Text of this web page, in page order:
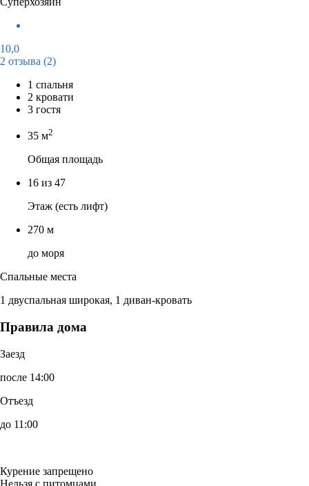
10,0
2 отзыва (2)
1 спальня
2 кровати
3 гостя
35 м2
Общая площадь
16 из 47
Этаж (есть лифт)
270 м
до моря
Спальные места
1 двуспальная широкая, 1 диван-кровать
Правила дома
Заезд
после 14:00
Отъезд
до 11:00
Курение запрещено
Нельзя с питомцами